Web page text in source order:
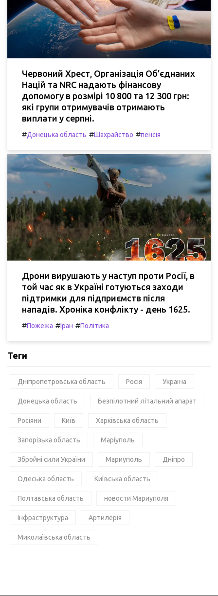
Червоний Хрест, Організація Об'єднаних
Націй та NRC надають фінансову
допомогу в розмірі 10 800 та 12 300 грн:
які групи отримувачів отримають
виплати у серпні.
#Донецька область #Шахрайство #пенсія
Дрони вирушають у наступ проти Росії, в
той час як в Україні готуються заходи
підтримки для підприємств після
нападів. Хроніка конфлікту - день 1625.
#Пожежа #Іран #Політика
Теги
Дніпропетровська область Росія Україна
Донецька область Безпілотний літальний апарат
Росіяни Київ Харківська область
Запорізька область Маріуполь
Збройні сили України Мариуполь Дніпро
Одеська область Київська область
Полтавська область новости Мариуполя
Інфраструктура Артилерія
Миколаївська область